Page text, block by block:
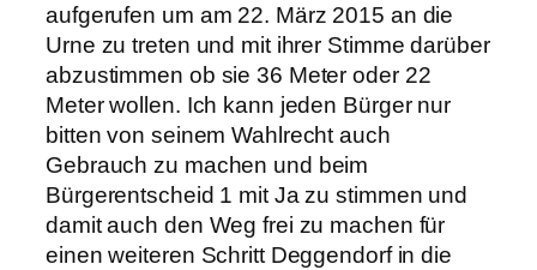
aufgerufen um am 22. März 2015 an die
Urne zu treten und mit ihrer Stimme darüber
abzustimmen ob sie 36 Meter oder 22
Meter wollen. Ich kann jeden Bürger nur
bitten von seinem Wahlrecht auch
Gebrauch zu machen und beim
Bürgerentscheid 1 mit Ja zu stimmen und
damit auch den Weg frei zu machen für
einen weiteren Schritt Deggendorf in die